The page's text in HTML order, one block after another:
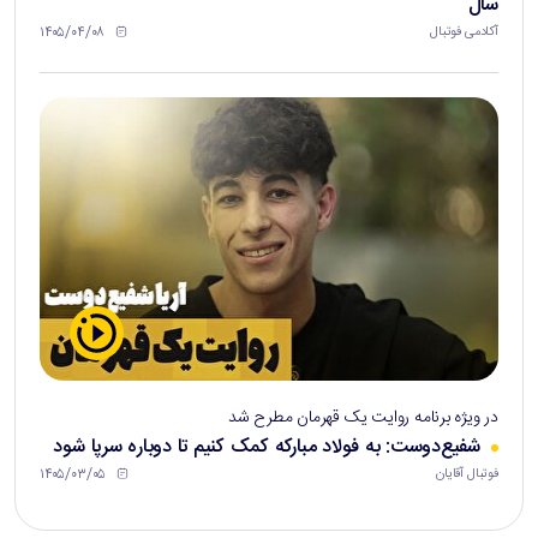
آکادمی فوتبال ۱۴۰۵/۰۴/۰۸
در ویژه برنامه روایت یک قهرمان مطرح شد
شفیع‌دوست: به فولاد مبارکه کمک کنیم تا دوباره سرپا شود
فوتبال آقایان ۱۴۰۵/۰۳/۰۵